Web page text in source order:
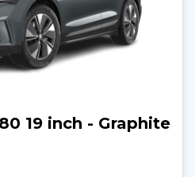
19 inch - Graphite